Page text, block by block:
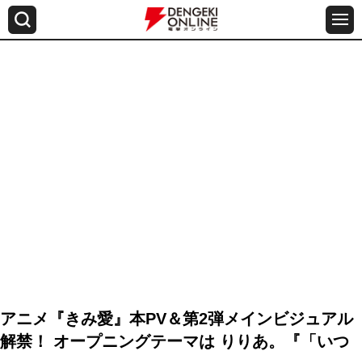
アニメ『きみ愛』本PV＆第2弾メインビジュアル
解禁！ オープニングテーマは りりあ。『「いつ